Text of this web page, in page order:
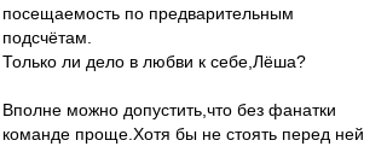
посещаемость по предварительным
подсчётам.
Только ли дело в любви к себе,Лёша?
Вполне можно допустить,что без фанатки
команде проще.Хотя бы не стоять перед ней